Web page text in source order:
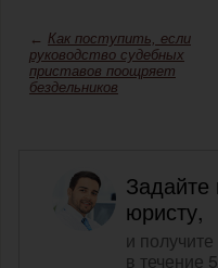
← Как поступить, если
руководство судебных
приставов поощряет
бездельников
юристу,
и
в течение